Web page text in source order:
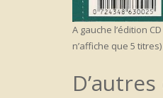
A gauche l’édition
n’affiche que 5 titres)